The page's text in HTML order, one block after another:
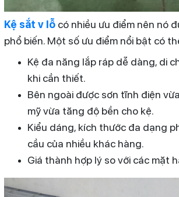
Kệ sắt v lỗcó nhiều ưu điểm nên nó
phổ biến. Một số ưu điểm nổi bật có
Kệ đa năng lắp ráp dễ dàng, di
khi cần thiết.
Bên ngoài được sơn tĩnh điện
mỹ vừa tăng độ bền cho kệ.
Kiểu dáng, kích thước đa dạng
cầu của nhiều khác hàng.
Giá thành hợp lý so với các mặt